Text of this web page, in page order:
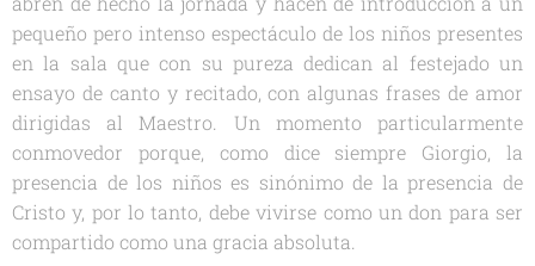
pequeño pero intenso espectáculo de los niños presentes
en la sala que con su pureza dedican al festejado un
ensayo de canto y recitado, con algunas frases de amor
dirigidas al Maestro. Un momento particularmente
conmovedor porque, como dice siempre Giorgio, la
presencia de los niños es sinónimo de la presencia de
Cristo y, por lo tanto, debe vivirse como un don para ser
compartido como una gracia absoluta.